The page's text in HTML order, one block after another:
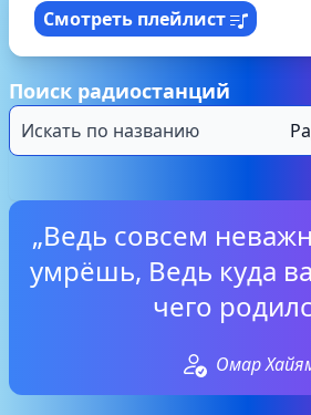
Смотреть плейлист
Поиск радиостанций
„Ведь совсем
умрёшь, Ведь куда
чего
Омар